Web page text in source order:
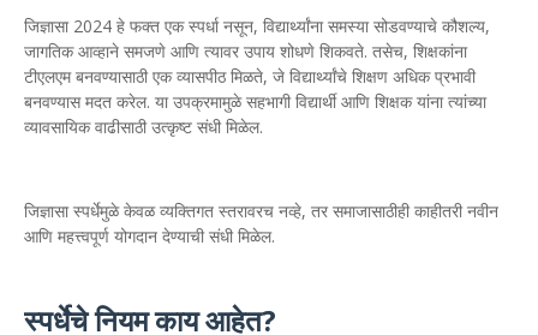
जिज्ञासा 2024 हे फक्त एक स्पर्धा नसून, विद्यार्थ्यांना समस्या सोडवण्याचे कौशल्य,
जागतिक आव्हाने समजणे आणि त्यावर उपाय शोधणे शिकवते. तसेच, शिक्षकांना
टीएलएम बनवण्यासाठी एक व्यासपीठ मिळते, जे विद्यार्थ्यांचे शिक्षण अधिक प्रभावी
बनवण्यास मदत करेल. या उपक्रमामुळे सहभागी विद्यार्थी आणि शिक्षक यांना त्यांच्या
व्यावसायिक वाढीसाठी उत्कृष्ट संधी मिळेल.
जिज्ञासा स्पर्धेमुळे केवळ व्यक्तिगत स्तरावरच नव्हे, तर समाजासाठीही काहीतरी नवीन
आणि महत्त्वपूर्ण योगदान देण्याची संधी मिळेल.
स्पर्धेचे नियम काय आहेत?